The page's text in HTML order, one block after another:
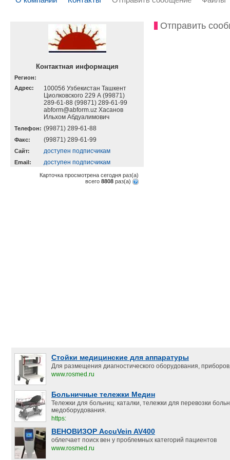
Контактная информация
Регион:
Адрес:
100056 Узбекистан Ташкент
Циолковского 229 А (99871)
289-61-88 (99871) 289-61-99
abform@abform.uz Хасанов
Ильхом Абдуалимович
Телефон: (99871) 289-61-88
Факс: (99871) 289-61-99
Cайт: доступен подписчикам
Email: доступен подписчикам
Карточка просмотрена сегодня раз(a)
всего 8808 раз(a)
Отправить
Стойки медицинские для аппаратуры
Для размещения диагностического оборудования,
www.rosmed.ru
Больничные тележки Медин
Тележки для больниц: каталки, тележки для перевозки
медоборудования.
https:
ВЕНОВИЗОР AccuVein AV400
облегчает поиск вен у проблемных категорий пациентов
www.rosmed.ru